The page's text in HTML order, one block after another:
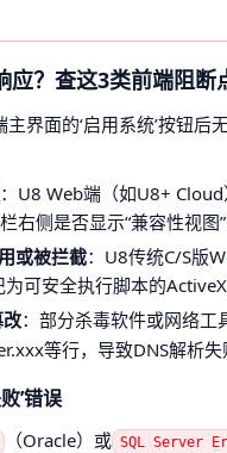
应？查这3类前端阻断
界面的‘启用系统’按钮
：U8 Web端（如U8+
右侧是否显示“兼容性视图
或被拦截：U8传统C/S版
为可安全执行脚本的
改：部分杀毒软件或网络工
等行，导致DNS解析
’错误
（Oracle）或 SQL Server